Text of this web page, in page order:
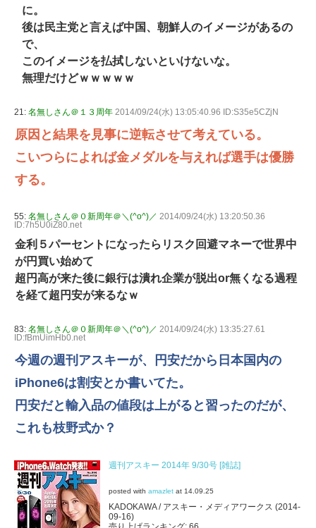
に。
後は民主党と言えば中国、朝鮮人のイメージがあるの
で、
このイメージを払拭しないといけないな。
無理だけどｗｗｗｗｗ
21: 名無しさん＠１３周年 2014/09/24(水) 13:05:40.96 ID:S35e5CZjN
原因と結果を見事に逆転させて考えている。
こいつらによれば金メダルを与えれば選手は優勝
する。
55: 名無しさん＠０新周年＠＼(^o^)／ 2014/09/24(水) 13:20:50.36
ID:7h5U0iZ80.net
金利５パーセントになったらリスク回避マネーで世界中
が円買い始めて
超円高が来た後に銀行は潰れ企業が脱出or無くなる過程
を経て超円安が来るなｗ
83: 名無しさん＠０新周年＠＼(^o^)／ 2014/09/24(水) 13:35:27.61
ID:fBmUimHb0.net
今週の週刊アスキーが、円安だから日本国内の
iPhone6は割安とか書いてた。
円安だと輸入品の値段は上がると習ったのだが、
これも枝野式か？
週刊アスキー 2014年 9/30号 [雑誌]
posted with amazlet at 14.09.25
KADOKAWA / アスキー・メディアワークス (2014-
09-16)